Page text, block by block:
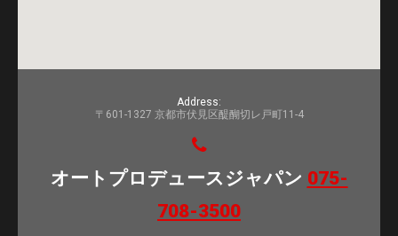
Address:
〒601-1327 京都市伏見区醍醐切レ戸町11-4
オートプロデュースジャパン 075-
708-3500